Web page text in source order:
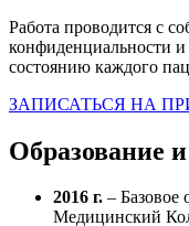
Работа проводится с
конфиденциальности
состоянию каждого
ЗАПИСАТЬСЯ НА
Образование
2016 г. – Базовое
Медицинский